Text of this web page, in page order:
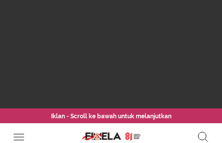
Iklan - Scroll ke bawah untuk melanjutkan